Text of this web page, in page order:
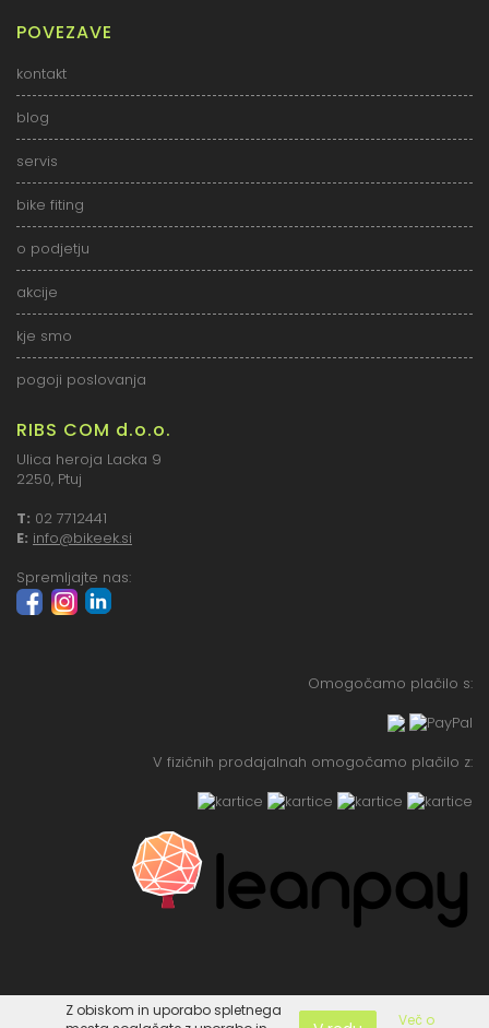
POVEZAVE
kontakt
blog
servis
bike fiting
o podjetju
akcije
kje smo
pogoji poslovanja
RIBS COM d.o.o.
Ulica heroja Lacka 9
2250, Ptuj
T: 02 7712441
E: info@bikeek.si
Spremljajte nas:
Omogočamo plačilo s:
V fizičnih prodajalnah omogočamo plačilo z:
Z obiskom in uporabo spletnega
Več o